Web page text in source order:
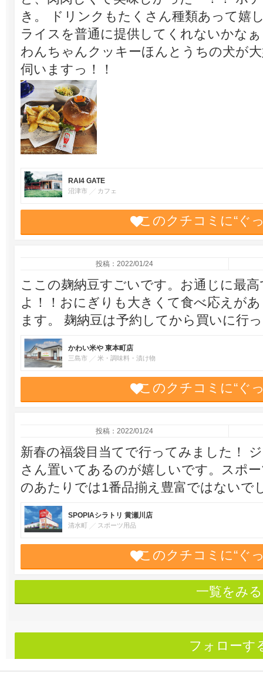
き。 ドリンクもたくさん種類あって嬉
ライスを普通に提供してくれないかな
わんちゃんクッキーほんとうちの犬が
伺いますっ！！
RAI4 GATE
沼津市 カフェ
このクチコミに“ぐ
投稿：2022/01/24
ここの麹納豆すごいです。お通じに最
よ！！おにぎりも大きくて食べ応えが
ます。 麹納豆は予約してから買いに行
かわい米や 東本町店
三島市 米・調味料・漬け物
このクチコミに“ぐ
投稿：2022/01/24
新春の福袋目当てで行ってみました！
さん置いてあるのが嬉しいです。スポ
のあたりでは1番品揃え豊富ではない
SPOPIAシラトリ 黄瀬川店
清水町 スポーツ用品
このクチコミに“ぐ
一覧をみる
フォローす